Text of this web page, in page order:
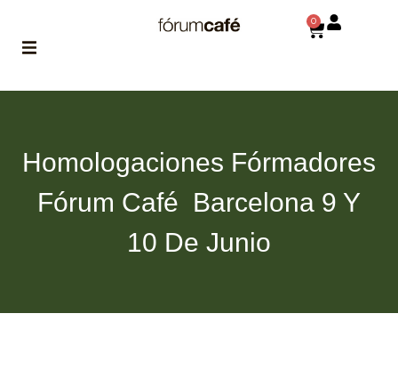
de fórum
0
Homologaciones Fórmadores
Fórum Café  Barcelona 9 Y
10 De Junio